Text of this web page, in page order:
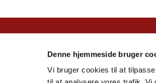
Denne hjemmeside bruger
Vi bruger cookies til at